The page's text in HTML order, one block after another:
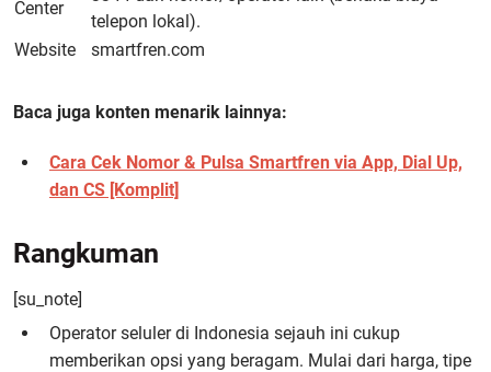
Center
telepon lokal).
Website
smartfren.com
Baca juga konten menarik lainnya:
Cara Cek Nomor & Pulsa Smartfren via App, Dial Up,
dan CS [Komplit]
Rangkuman
[su_note]
Operator seluler di Indonesia sejauh ini cukup
memberikan opsi yang beragam. Mulai dari harga, tipe